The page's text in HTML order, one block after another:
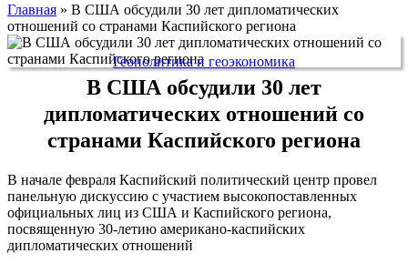
Главная » В США обсудили 30 лет дипломатических
отношений со странами Каспийского региона
Геополитика и геоэкономика
В США обсудили 30 лет
дипломатических отношений со
странами Каспийского региона
В начале февраля Каспийский политический центр провел
панельную дискуссию с участием высокопоставленных
официальных лиц из США и Каспийского региона,
посвященную 30-летию американо-каспийских
дипломатических отношений